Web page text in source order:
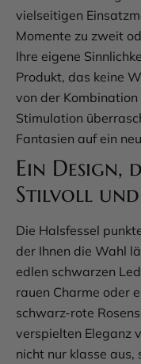
vielseitigen
Momente zu zweit
Ihre eigene
Produkt, das keine
von der
Stimulation
Fantasien auf ein
Ein Design,
Stilvoll
Die Halsfessel
der Ihnen die Wahl
edlen schwarzen
rauen Charme oder
schwarz-rote
verspielten Eleganz
nicht nur klasse aus,